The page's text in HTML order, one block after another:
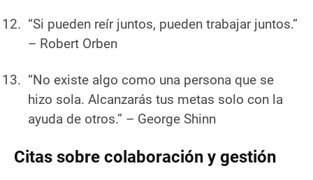
“Si pueden reír juntos, pueden trabajar juntos.”
– Robert Orben
“No existe algo como una persona que se
hizo sola. Alcanzarás tus metas solo con la
ayuda de otros.” – George Shinn
Citas sobre colaboración y gestión